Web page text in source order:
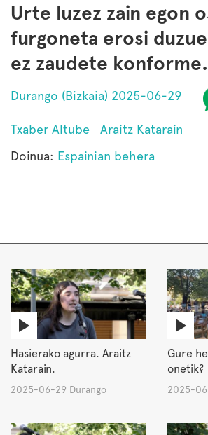
Urte luzez zain egon
furgoneta erosi
ez zaudete konforme.
Durango (Bizkaia) 2025-06-29
Txaber Altube
Araitz Katarain
Doinua: Espainian behera
Hasierako agurra. Araitz
Katarain.
2025-06-29 Durango
Gure
onetik?
2025-